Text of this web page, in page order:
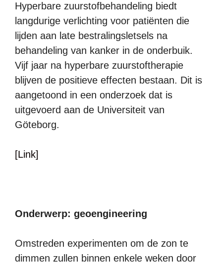
Hyperbare zuurstofbehandeling biedt
langdurige verlichting voor patiënten die
lijden aan late bestralingsletsels na
behandeling van kanker in de onderbuik.
Vijf jaar na hyperbare zuurstoftherapie
blijven de positieve effecten bestaan. Dit is
aangetoond in een onderzoek dat is
uitgevoerd aan de Universiteit van
Göteborg.
[Link]
Onderwerp: geoengineering
Omstreden experimenten om de zon te
dimmen zullen binnen enkele weken door